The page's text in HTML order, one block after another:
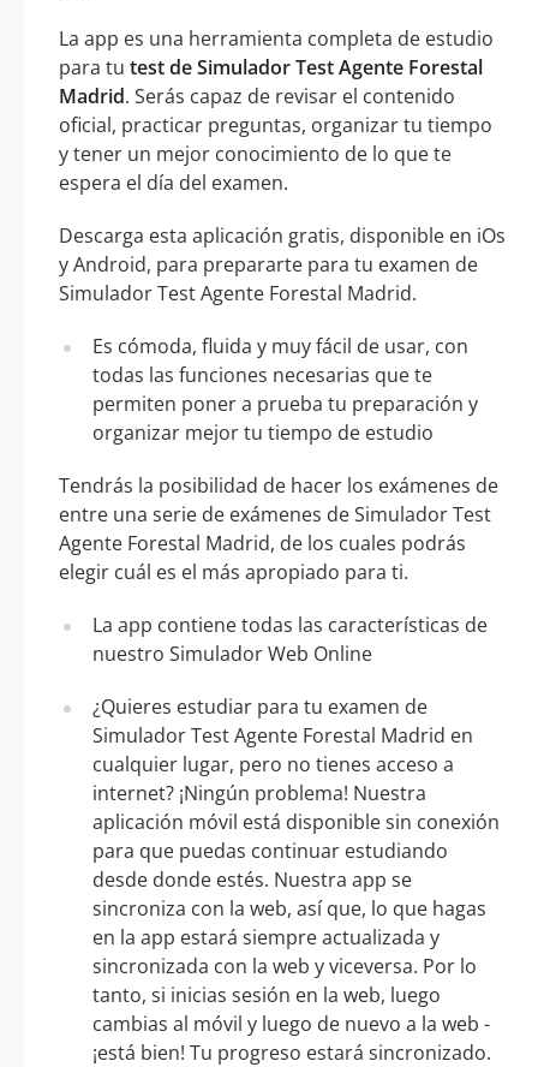
La app es una herramienta completa de estudio
para tu test de Simulador Test Agente Forestal
Madrid. Serás capaz de revisar el contenido
oficial, practicar preguntas, organizar tu tiempo
y tener un mejor conocimiento de lo que te
espera el día del examen.
Descarga esta aplicación gratis, disponible en iOs
y Android, para prepararte para tu examen de
Simulador Test Agente Forestal Madrid.
Es cómoda, fluida y muy fácil de usar, con
todas las funciones necesarias que te
permiten poner a prueba tu preparación y
organizar mejor tu tiempo de estudio
Tendrás la posibilidad de hacer los exámenes de
entre una serie de exámenes de Simulador Test
Agente Forestal Madrid, de los cuales podrás
elegir cuál es el más apropiado para ti.
La app contiene todas las características de
nuestro Simulador Web Online
¿Quieres estudiar para tu examen de
Simulador Test Agente Forestal Madrid en
cualquier lugar, pero no tienes acceso a
internet? ¡Ningún problema! Nuestra
aplicación móvil está disponible sin conexión
para que puedas continuar estudiando
desde donde estés. Nuestra app se
sincroniza con la web, así que, lo que hagas
en la app estará siempre actualizada y
sincronizada con la web y viceversa. Por lo
tanto, si inicias sesión en la web, luego
cambias al móvil y luego de nuevo a la web -
¡está bien! Tu progreso estará sincronizado.